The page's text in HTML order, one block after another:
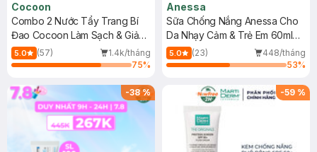
Cocoon
Combo 2 Nước Tẩy Trang Bí
Đao Cocoon Làm Sạch & Giảm
Dầu 500ml
5.0 (57)
1.4k/tháng
75%
Anessa
Sữa Chống Nắng Anessa Cho
Da Nhạy Cảm & Trẻ Em 60ml
(Mới)
5.0 (23)
448/tháng
53%
-38% -59 %